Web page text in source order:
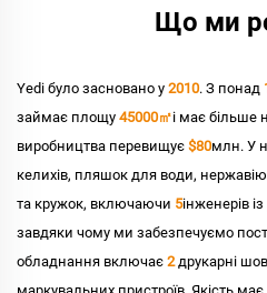
Що ми
Yedi було засновано у 2010. З понад
займає площу 45000㎡і має більше
виробництва перевищує $80млн. У
келихів, пляшок для води,
та кружок, включаючи 5інженерів
завдяки чому ми забезпечуємо
обладнання включає 2друкарні